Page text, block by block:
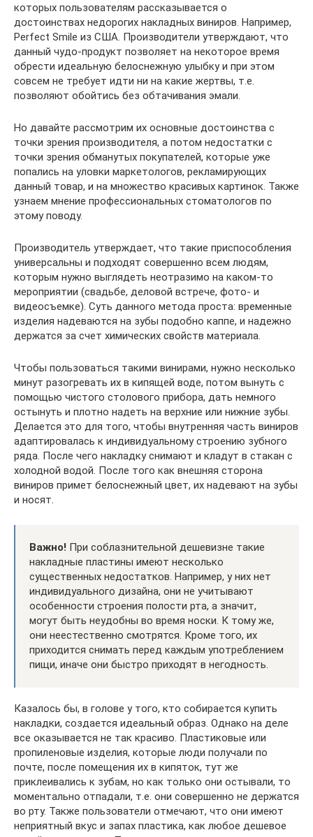
которых пользователям рассказывается о
достоинствах недорогих накладных виниров. Например,
Perfect Smile из США. Производители утверждают, что
данный чудо-продукт позволяет на некоторое время
обрести идеальную белоснежную улыбку и при этом
совсем не требует идти ни на какие жертвы, т.е.
позволяют обойтись без обтачивания эмали.
Но давайте рассмотрим их основные достоинства с
точки зрения производителя, а потом недостатки с
точки зрения обманутых покупателей, которые уже
попались на уловки маркетологов, рекламирующих
данный товар, и на множество красивых картинок. Также
узнаем мнение профессиональных стоматологов по
этому поводу.
Производитель утверждает, что такие приспособления
универсальны и подходят совершенно всем людям,
которым нужно выглядеть неотразимо на каком-то
мероприятии (свадьбе, деловой встрече, фото- и
видеосъемке). Суть данного метода проста: временные
изделия надеваются на зубы подобно каппе, и надежно
держатся за счет химических свойств материала.
Чтобы пользоваться такими винирами, нужно несколько
минут разогревать их в кипящей воде, потом вынуть с
помощью чистого столового прибора, дать немного
остынуть и плотно надеть на верхние или нижние зубы.
Делается это для того, чтобы внутренняя часть виниров
адаптировалась к индивидуальному строению зубного
ряда. После чего накладку снимают и кладут в стакан с
холодной водой. После того как внешняя сторона
виниров примет белоснежный цвет, их надевают на зубы
и носят.
Важно! При соблазнительной дешевизне такие
накладные пластины имеют несколько
существенных недостатков. Например, у них нет
индивидуального дизайна, они не учитывают
особенности строения полости рта, а значит,
могут быть неудобны во время носки. К тому же,
они неестественно смотрятся. Кроме того, их
приходится снимать перед каждым употреблением
пищи, иначе они быстро приходят в негодность.
Казалось бы, в голове у того, кто собирается купить
накладки, создается идеальный образ. Однако на деле
все оказывается не так красиво. Пластиковые или
пропиленовые изделия, которые люди получали по
почте, после помещения их в кипяток, тут же
приклеивались к зубам, но как только они остывали, то
моментально отпадали, т.е. они совершенно не держатся
во рту. Также пользователи отмечают, что они имеют
неприятный вкус и запах пластика, как любое дешевое